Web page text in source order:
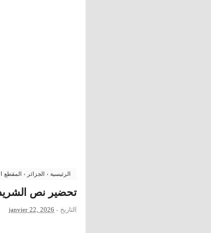
الرئيسية › الجزائر › المقطع
تحضير نص الشريد
التاريخ - janvier 22, 2026